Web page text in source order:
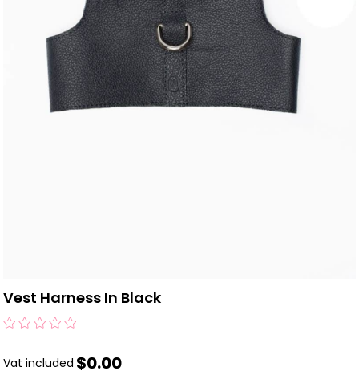
Vest Harness In Black
Vat included $0.00